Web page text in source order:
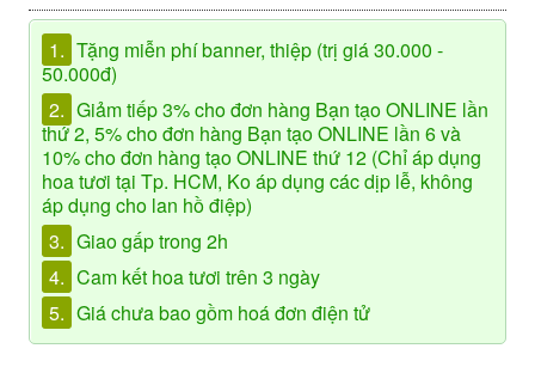
1. Tặng miễn phí banner, thiệp (trị giá 30.000 -
50.000đ)
2. Giảm tiếp 3% cho đơn hàng Bạn tạo ONLINE lần
thứ 2, 5% cho đơn hàng Bạn tạo ONLINE lần 6 và
10% cho đơn hàng tạo ONLINE thứ 12 (Chỉ áp dụng
hoa tươi tại Tp. HCM, Ko áp dụng các dịp lễ, không
áp dụng cho lan hồ điệp)
3. Giao gấp trong 2h
4. Cam kết hoa tươi trên 3 ngày
5. Giá chưa bao gồm hoá đơn điện tử